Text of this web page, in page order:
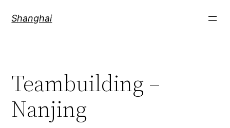
Shanghai
Teambuilding –
Nanjing